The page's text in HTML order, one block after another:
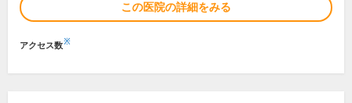
この医院の詳細をみる
アクセス数※